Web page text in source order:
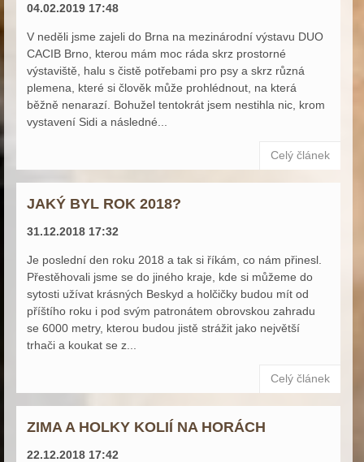
04.02.2019 17:48
V neděli jsme zajeli do Brna na mezinárodní výstavu DUO
CACIB Brno, kterou mám moc ráda skrz prostorné
výstaviště, halu s čistě potřebami pro psy a skrz různá
plemena, které si člověk může prohlédnout, na která
běžně nenarazí. Bohužel tentokrát jsem nestihla nic, krom
vystavení Sidi a následné...
Celý článek
JAKÝ BYL ROK 2018?
31.12.2018 17:32
Je poslední den roku 2018 a tak si říkám, co nám přinesl.
Přestěhovali jsme se do jiného kraje, kde si můžeme do
sytosti užívat krásných Beskyd a holčičky budou mít od
příštího roku i pod svým patronátem obrovskou zahradu
se 6000 metry, kterou budou jistě strážit jako největší
trhači a koukat se z...
Celý článek
ZIMA A HOLKY KOLIÍ NA HORÁCH
22.12.2018 17:42